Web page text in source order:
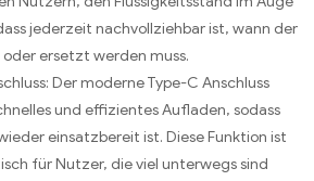
jederzeit nachvollziehbar ist, wann der
ersetzt werden muss.
Der moderne Type-C Anschluss
und effizientes Aufladen, sodass
einsatzbereit ist. Diese Funktion ist
für Nutzer, die viel unterwegs sind